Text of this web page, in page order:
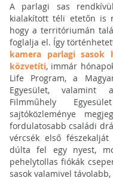
A parlagi sas
kialakított téli etetőn is
hogy a territóriumán
foglalja el. Így
kamera parlagi sasok
közvetíti, immár
Life Program, a
Egyesület, valamint
Filmműhely
sajtóközleménye
fordulatosabb családi
vércsék első
dúlta fel egy nyest,
pehelytollas fiókák
sasok valamivel